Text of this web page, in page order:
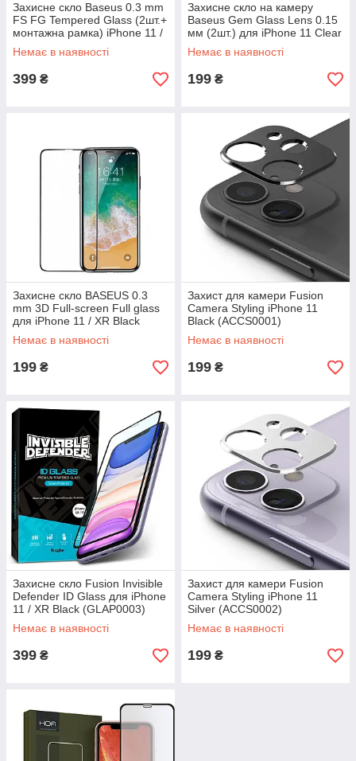
Захисне скло Baseus 0.3 mm
FS FG Tempered Glass (2шт.+
монтажна рамка) iPhone 11 /
XR Black
Немає в наявності
399 ₴
Захисне скло на камеру
Baseus Gem Glass Lens 0.15
мм (2шт.) для iPhone 11 Clear
Немає в наявності
199 ₴
Захисне скло BASEUS 0.3
mm 3D Full-screen Full glass
для iPhone 11 / XR Black
(SGAPIPH61-KC01)
Немає в наявності
199 ₴
Захист для камери Fusion
Camera Styling iPhone 11
Black (ACCS0001)
Немає в наявності
199 ₴
Захисне скло Fusion Invisible
Defender ID Glass для iPhone
11 / XR Black (GLAP0003)
Немає в наявності
399 ₴
Захист для камери Fusion
Camera Styling iPhone 11
Silver (ACCS0002)
Немає в наявності
199 ₴